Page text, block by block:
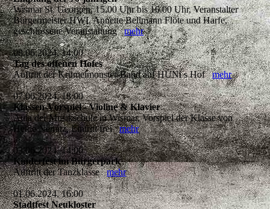
Wismar St. Georgen, 15.00 Uhr bis 16.00 Uhr, Veranstalter
Bürgermeister HWI, Annette Bellmann Flöte und Harfe,
geschlossene Veranstaltungmehr
08.06.2024, 14:00
Tag des offenen Hofes
Auftritt der Krümelmonster-Band auf HÜNi s Hofmehr
07.06.2024, 18:00
Klassen-Vorspiel - Violine & Klavier
Aula der Musikschule in Wismar, Vorspiel der Klasse von
Heide Nemitz, Eintritt freimehr
03.06.2024, 14:00
Kinderfest im Bürgerpark
Auftritt der Tanzklassemehr
01.06.2024, 16:00
Stadtfest Neukloster